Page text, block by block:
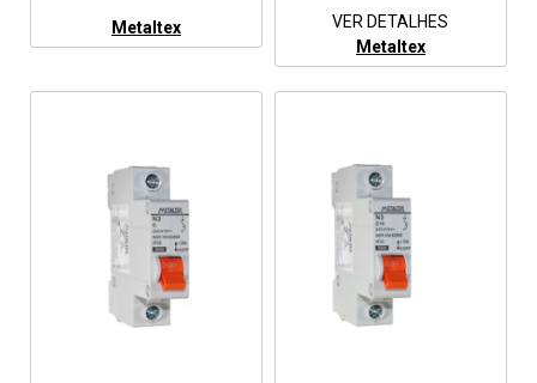
Metaltex
VER DETALHES
Metaltex